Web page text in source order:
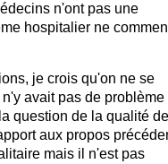
n'ont pas une
hospitalier ne
je crois qu'on ne se
avait pas de problème
question de la qualité
aux propos
mais il n'est pas